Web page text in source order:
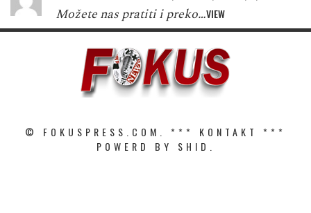
Možete nas pratiti i preko…VIEW
© FOKUSPRESS.COM. *** KONTAKT
***
POWERD BY SHID.